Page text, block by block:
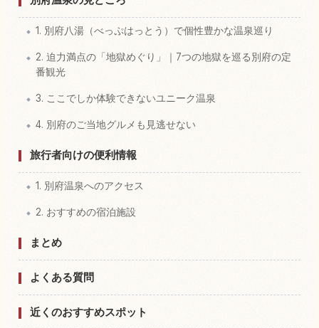
1. 別府八湯（べっぷはっとう）で個性豊かな温泉巡り
2. 迫力満点の「地獄めぐり」｜7つの地獄を巡る別府の定
番観光
3. ここでしか体験できないユニーク温泉
4. 別府のご当地グルメも見逃せない
旅行者向けの便利情報
1. 別府温泉へのアクセス
2. おすすめの宿泊施設
まとめ
よくある質問
近くのおすすめスポット